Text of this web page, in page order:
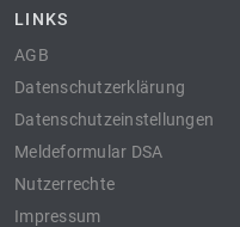
LINKS
AGB
Datenschutzerklärung
Datenschutzeinstellungen
Meldeformular DSA
Nutzerrechte
Impressum